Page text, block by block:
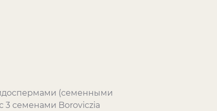
(семенными
3 семенами Boroviczia